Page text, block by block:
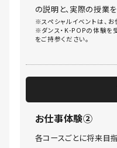
の説明と、実際の授業を
※スペシャルイベントは、
※ダンス・K-POPの体験を
をご持参ください。
お仕事体験②
各コースごとに将来目